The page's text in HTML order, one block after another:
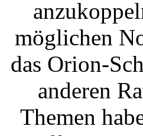
möglichen
das Orion-
anderen
Themen